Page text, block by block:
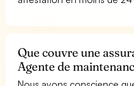
Que couvre une
Agente de